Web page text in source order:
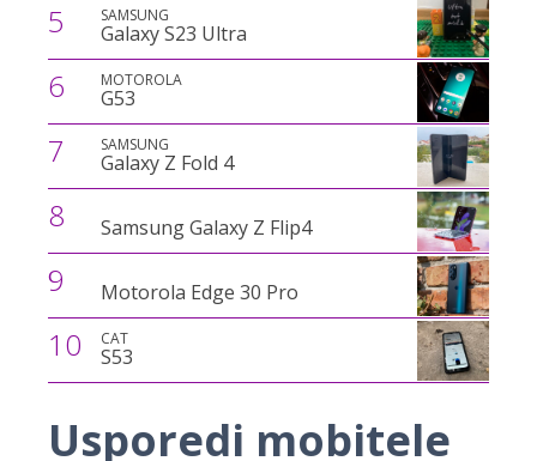
5 SAMSUNG
Galaxy S23 Ultra
6 MOTOROLA
G53
7 SAMSUNG
Galaxy Z Fold 4
8 Samsung Galaxy Z Flip4
9 Motorola Edge 30 Pro
10 CAT
S53
Usporedi mobitele